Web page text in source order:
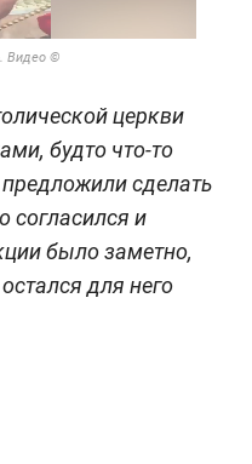
Видео ©
церкви
будто что-то
сделать
согласился и
было заметно,
для него